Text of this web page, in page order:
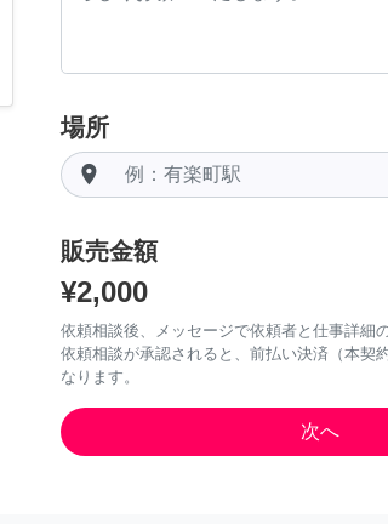
場所
room
販売金額
¥2,000
依頼相談後、メッセージで依頼者と仕事詳細
依頼相談が承認されると、前払い決済（本契
なります。